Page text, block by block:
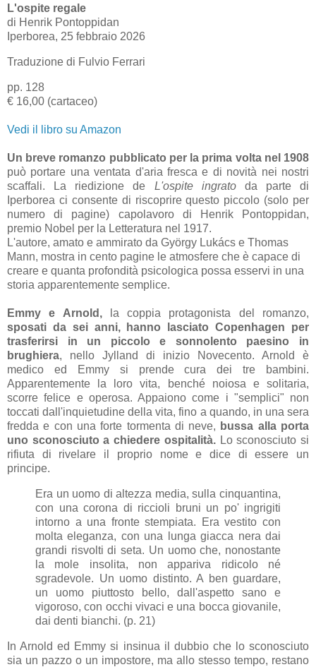
L'ospite regale
di Henrik Pontoppidan
Iperborea, 25 febbraio 2026
Traduzione di Fulvio Ferrari
pp. 128
€ 16,00 (cartaceo)
Vedi il libro su Amazon
Un breve romanzo pubblicato per la prima volta nel 1908
può portare una ventata d'aria fresca e di novità nei nostri
scaffali. La riedizione de L'ospite ingratoda parte di
Iperborea ci consente di riscoprire questo piccolo (solo per
numero di pagine) capolavoro di Henrik Pontoppidan,
premio Nobel per la Letteratura nel 1917.
L'autore, amato e ammirato da György Lukács e Thomas
Mann, mostra in cento pagine le atmosfere che è capace di
creare e quanta profondità psicologica possa esservi in una
storia apparentemente semplice.
Emmy e Arnold,la coppia protagonista del romanzo,
sposati da sei anni, hanno lasciato Copenhagen per
trasferirsi in un piccolo e sonnolento paesino in
brughiera, nello Jylland di inizio Novecento. Arnold è
medico ed Emmy si prende cura dei tre bambini.
Apparentemente la loro vita, benché noiosa e solitaria,
scorre felice e operosa. Appaiono come i "semplici" non
toccati dall'inquietudine della vita, fino a quando, in una sera
fredda e con una forte tormenta di neve, bussa alla porta
uno sconosciuto a chiedere ospitalità.Lo sconosciuto si
rifiuta di rivelare il proprio nome e dice di essere un
principe.
Era un uomo di altezza media, sulla cinquantina,
con una corona di riccioli bruni un po' ingrigiti
intorno a una fronte stempiata. Era vestito con
molta eleganza, con una lunga giacca nera dai
grandi risvolti di seta. Un uomo che, nonostante
la mole insolita, non appariva ridicolo né
sgradevole. Un uomo distinto. A ben guardare,
un uomo piuttosto bello, dall'aspetto sano e
vigoroso, con occhi vivaci e una bocca giovanile,
dai denti bianchi. (p. 21)
In Arnold ed Emmy si insinua il dubbio che lo sconosciuto
sia un pazzo o un impostore, ma allo stesso tempo, restano